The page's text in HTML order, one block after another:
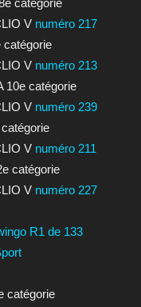
catégorie
V numéro 217
catégorie
V numéro 213
10e catégorie
V numéro 239
V numéro 211
catégorie
V numéro 227
R1 de 133
catégorie